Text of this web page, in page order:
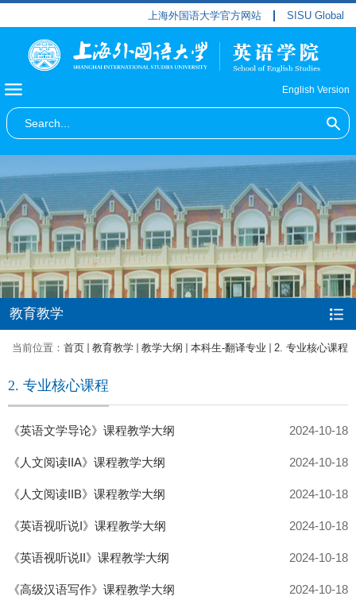
上海外国语大学官方网站 SISU Global
English Version
教育教学
当前位置： 首页 教育教学 教学大纲 本科生-翻译专业 2. 专业核心课程
2. 专业核心课程
《英语文学导论》课程教学大纲 2024-10-18
《人文阅读IIA》课程教学大纲 2024-10-18
《人文阅读IIB》课程教学大纲 2024-10-18
《英语视听说I》课程教学大纲 2024-10-18
《英语视听说II》课程教学大纲 2024-10-18
《高级汉语写作》课程教学大纲 2024-10-18